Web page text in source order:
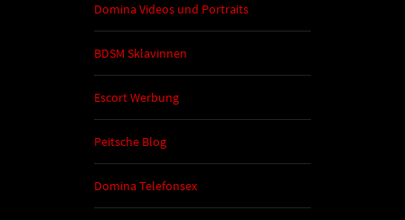
Domina Videos und Portraits
BDSM Sklavinnen
Escort Werbung
Peitsche Blog
Domina Telefonsex